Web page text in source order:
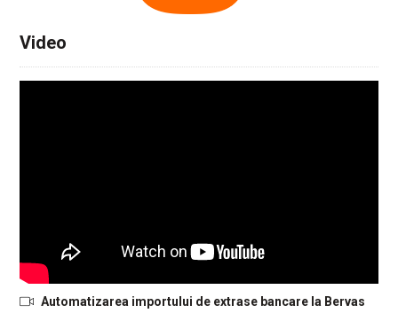
Video
Automatizarea importului de extrase bancare la Bervas